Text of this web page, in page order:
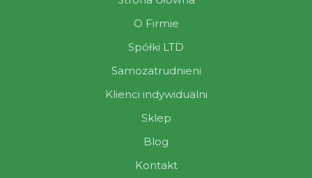
O Firmie
Spółki LTD
Samozatrudnieni
Klienci indywidualni
Sklep
Blog
Kontakt